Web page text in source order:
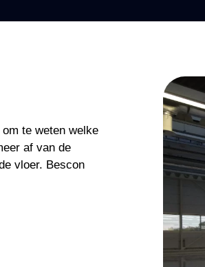
te weten welke
af van de
vloer. Bescon